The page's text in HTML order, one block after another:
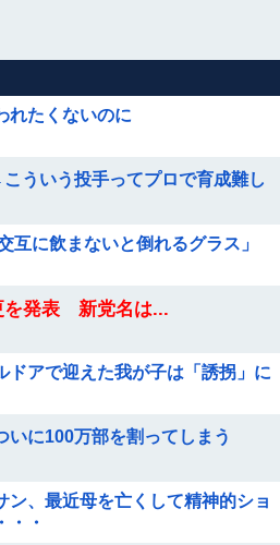
れたくないのに
ういう投手ってプロで育成難し
互に飲まないと倒れるグラス」
を発表 新党名は...
ドアで迎えた我が子は「誘拐」に
に100万部を割ってしまう
ン、最近母を亡くして精神的ショ
・・